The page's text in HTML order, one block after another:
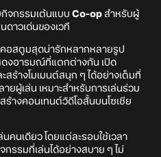
จกรรมเต้นแบบ Co-op สำหรับผู้
นดาวเด่นของเวที
อสตูมสุดน่ารักหลากหลายรูป
งอารมณ์ที่แตกต่างกัน เปิด
สร้างโมเมนต์สนุก ๆ ได้อย่างเต็มที่
ยผู้เล่น เหมาะสำหรับการเล่นร่วม
ร้างคอนเทนต์วิดีโอสั้นบนโซเชีย
คนเดียว โดยแต่ละรอบใช้เวลา
กรรมที่เล่นได้อย่างสบาย ๆ ไม่